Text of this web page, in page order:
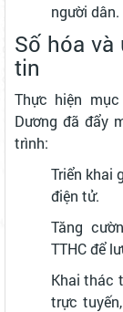
người dân.
Số hóa
tin
Thực hiện
Dương đã đẩy
trình:
Triển khai
điện tử.
Tăng
TTHC để
Khai thác
trực